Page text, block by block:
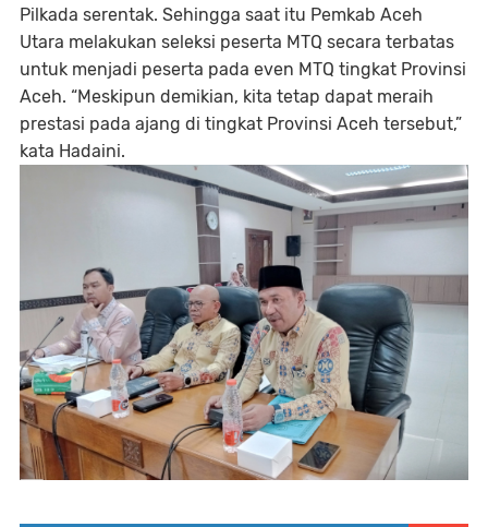
Pilkada serentak. Sehingga saat itu Pemkab Aceh
Utara melakukan seleksi peserta MTQ secara terbatas
untuk menjadi peserta pada even MTQ tingkat Provinsi
Aceh. “Meskipun demikian, kita tetap dapat meraih
prestasi pada ajang di tingkat Provinsi Aceh tersebut,”
kata Hadaini.